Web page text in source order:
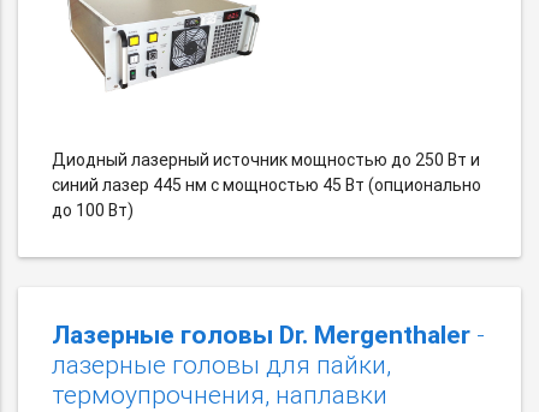
Диодный лазерный источник мощностью до 250 Вт и
синий лазер 445 нм с мощностью 45 Вт (опционально
до 100 Вт)
Лазерные головы Dr. Mergenthaler -
лазерные головы для пайки,
термоупрочнения, наплавки